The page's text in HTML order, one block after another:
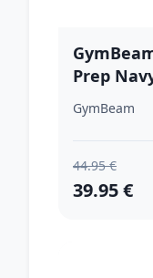
Prep
GymBeam
44.95 €
39.95 €